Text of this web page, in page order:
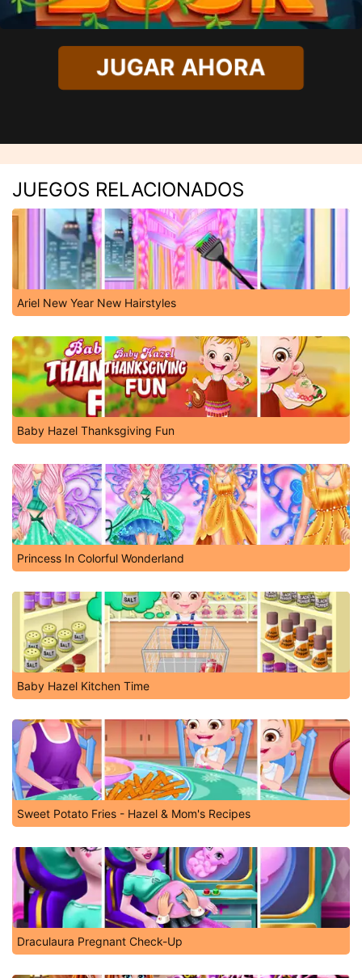
JUGAR AHORA
JUEGOS RELACIONADOS
Ariel New Year New Hairstyles
Baby Hazel Thanksgiving Fun
Princess In Colorful Wonderland
Baby Hazel Kitchen Time
Sweet Potato Fries - Hazel & Mom's Recipes
Draculaura Pregnant Check-Up